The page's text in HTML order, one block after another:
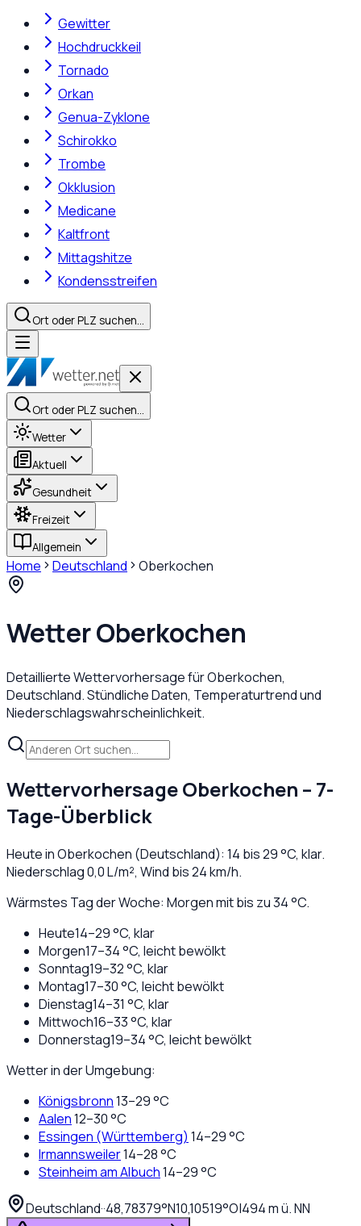
Gewitter
Hochdruckkeil
Tornado
Orkan
Genua-Zyklone
Schirokko
Trombe
Okklusion
Medicane
Kaltfront
Mittagshitze
Kondensstreifen
Ort oder PLZ suchen…
Ort oder PLZ suchen…
Wetter
Aktuell
Gesundheit
Freizeit
Allgemein
Home Deutschland Oberkochen
WetterOberkochen
Detaillierte Wettervorhersage fürOberkochen,
Deutschland. Stündliche Daten, Temperaturtrend und
Niederschlagswahrscheinlichkeit.
WettervorhersageOberkochen – 7-
Tage-Überblick
Heute inOberkochen (Deutschland): 14 bis29°C, klar.
Niederschlag0,0L/m², Wind bis24km/h.
Wärmstes Tag der Woche: Morgen mit bis zu 34 °C.
Heute14–29°C, klar
Morgen17–34°C, leicht bewölkt
Sonntag19–32°C, klar
Montag17–30°C, leicht bewölkt
Dienstag14–31 °C, klar
Mittwoch16–33°C, klar
Donnerstag19–34°C, leicht bewölkt
Wetter in der Umgebung:
Königsbronn13–29°C
Aalen12–30°C
Essingen (Württemberg) 14–29°C
Irmannsweiler14–28°C
Steinheim am Albuch14–29°C
Deutschland··48,78379°N10,10519°O|494m ü. NN